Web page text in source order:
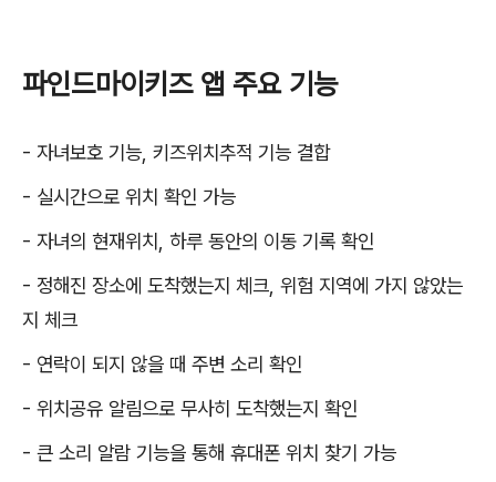
파인드마이키즈 앱 주요 기능
- 자녀보호 기능, 키즈위치추적 기능 결합
- 실시간으로 위치 확인 가능
- 자녀의 현재위치, 하루 동안의 이동 기록 확인
- 정해진 장소에 도착했는지 체크, 위험 지역에 가지 않았는
지 체크
- 연락이 되지 않을 때 주변 소리 확인
- 위치공유 알림으로 무사히 도착했는지 확인
- 큰 소리 알람 기능을 통해 휴대폰 위치 찾기 가능